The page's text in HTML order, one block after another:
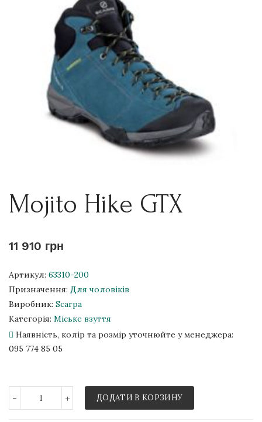
Mojito Hike GTX
11 910 грн
Артикул: 63310-200
Призначення: Для чоловіків
Виробник: Scarpa
Категорія: Міське взуття
Наявність, колір та розмір уточнюйте у менеджера:
095 774 85 05
- + ДОДАТИ В КОРЗИНУ